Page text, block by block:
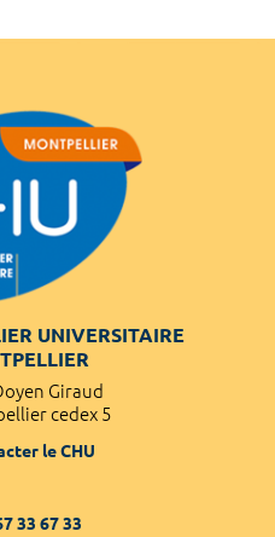
UNIVERSITAIRE
Giraud
cedex 5
le CHU
33 67 33